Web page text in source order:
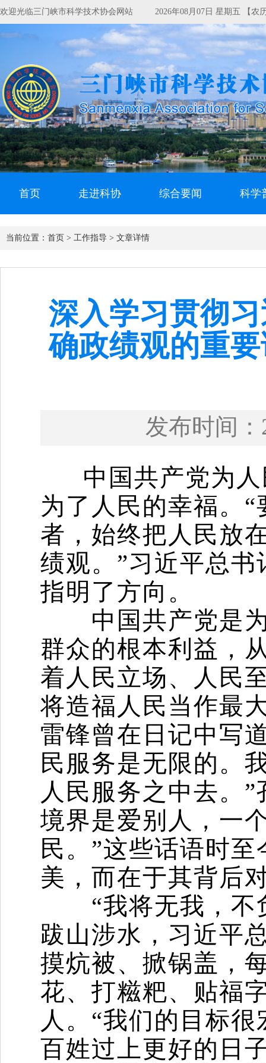
欢迎光临三门峡市科学技术协会网站 2026年08月07日 星期五 【农
首页 走进科协 综合要闻 科学
当前位置： 首页 > 工作指导 > 文章详情
深入学习贯彻
确政绩观的重
发布时间：
中国共产党为人
为了人民的幸福。
者，始终把人民放
绩观。”习近平总
指明了方向。
中国共产党是为
群众的根本利益，
着人民立场、人民
将造福人民当作最
雷锋曾在日记中写
民服务是无限的。
人民服务之中去。
境界是爱别人，一
民。”这些话语时
美，而在于其背后
“我将无我，不
跋山涉水，习近平
摸炕被、掀锅盖，
花、打糍粑、贴福
人。“我们的目标
百姓过上更好的日